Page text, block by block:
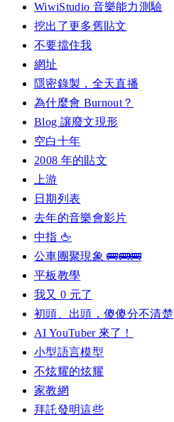
WiwiStudio 音樂能力測驗
挖出了更多舊貼文
不要擋住我
網址
隱密錄製，全天直播
為什麼會 Burnout？
Blog 讓廢文現形
空白十年
2008 年的貼文
上游
日期列表
去年的音樂會影片
中指 🖕
公車團聚現象 🚌🚌🚌
平板教學
我又 0 元了
初頭、出頭，傻傻分不清楚
AI YouTuber 來了！
小型語言模型
不炫耀的炫耀
家教網
拜託發明這些